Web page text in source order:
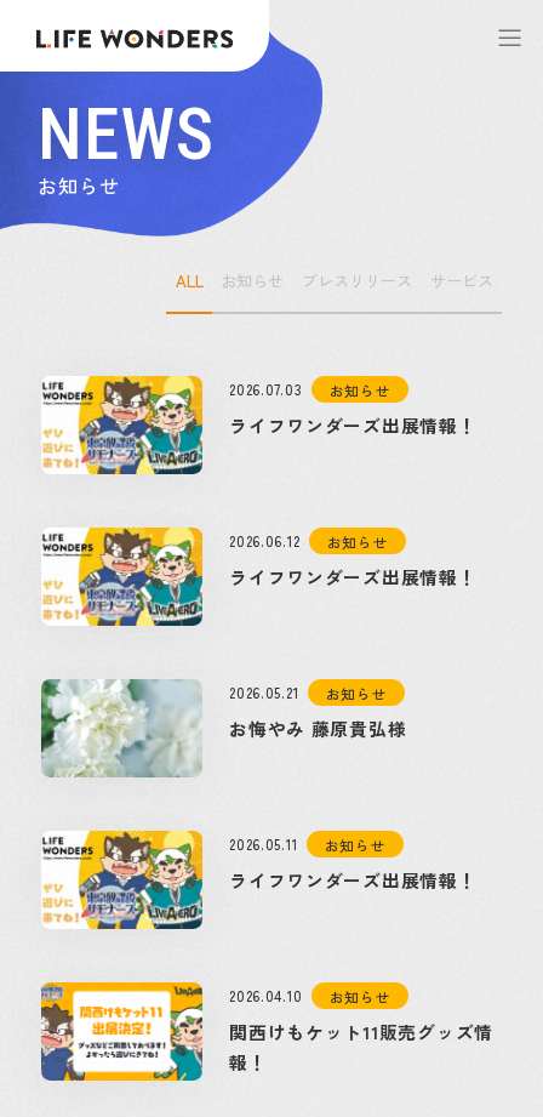
NEWS
お知らせ
ALL お知らせ プレスリリース サービス
2026.07.03 お知らせ
ライフワンダーズ出展情報！
2026.06.12 お知らせ
ライフワンダーズ出展情報！
2026.05.21 お知らせ
お悔やみ 藤原貴弘様
2026.05.11 お知らせ
ライフワンダーズ出展情報！
2026.04.10 お知らせ
関西けもケット11販売グッズ情
報！